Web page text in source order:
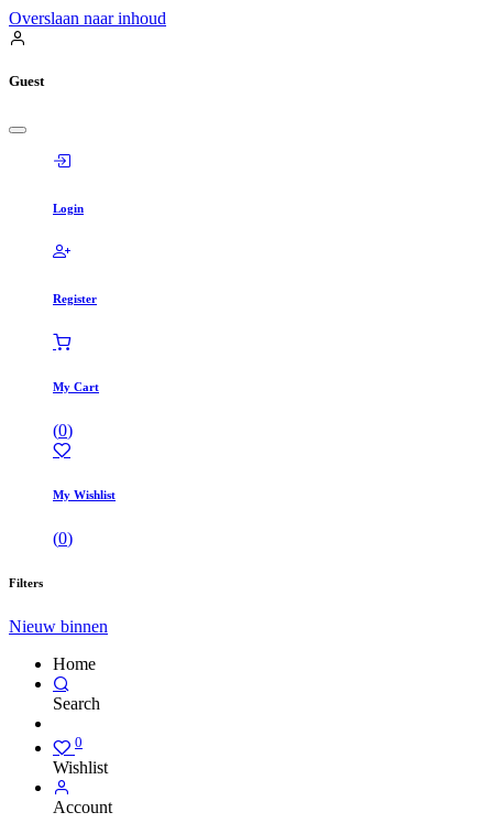
Overslaan naar inhoud
Guest
Login
Register
My Cart
(0)
My Wishlist
(0)
Filters
Nieuw binnen
Home
Search
0
Wishlist
Account